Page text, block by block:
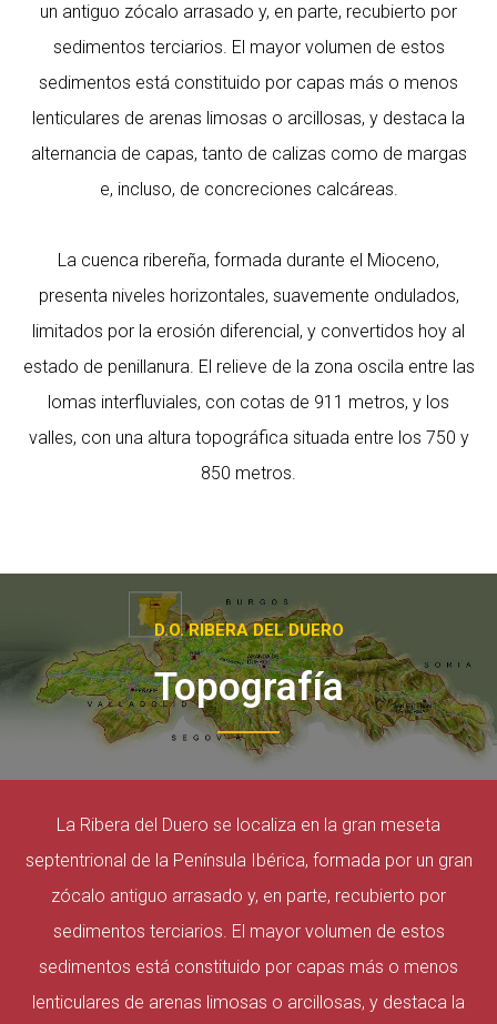
un antiguo zócalo arrasado y, en parte, recubierto por
sedimentos terciarios. El mayor volumen de estos
sedimentos está constituido por capas más o menos
lenticulares de arenas limosas o arcillosas, y destaca la
alternancia de capas, tanto de calizas como de margas
e, incluso, de concreciones calcáreas.
La cuenca ribereña, formada durante el Mioceno,
presenta niveles horizontales, suavemente ondulados,
limitados por la erosión diferencial, y convertidos hoy al
estado de penillanura. El relieve de la zona oscila entre las
lomas interfluviales, con cotas de 911 metros, y los
valles, con una altura topográfica situada entre los 750 y
850 metros.
D.O. RIBERA DEL DUERO
Topografía
La Ribera del Duero se localiza en la gran meseta
septentrional de la Península Ibérica, formada por un gran
zócalo antiguo arrasado y, en parte, recubierto por
sedimentos terciarios. El mayor volumen de estos
sedimentos está constituido por capas más o menos
lenticulares de arenas limosas o arcillosas, y destaca la